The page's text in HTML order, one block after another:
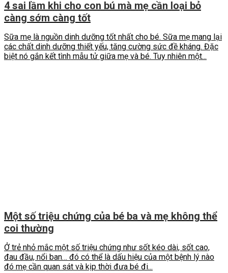
4 sai lầm khi cho con bú mà mẹ cần loại bỏ
càng sớm càng tốt
Sữa mẹ là nguồn dinh dưỡng tốt nhất cho bé. Sữa mẹ mang lại
các chất dinh dưỡng thiết yếu, tăng cường sức đề kháng. Đặc
biệt nó gắn kết tình mẫu tử giữa mẹ và bé. Tuy nhiên một...
Một số triệu chứng của bé ba và mẹ không thể
coi thường
Ở trẻ nhỏ mắc một số triệu chứng như sốt kéo dài, sốt cao,
đau đầu, nổi ban… đó có thể là dấu hiệu của một bệnh lý nào
đó mẹ cần quan sát và kịp thời đưa bé đi...